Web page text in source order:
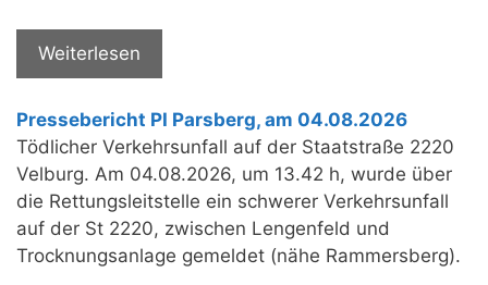
Weiterlesen
Pressebericht PI Parsberg, am 04.08.2026
Tödlicher Verkehrsunfall auf der Staatstraße 2220
Velburg. Am 04.08.2026, um 13.42 h, wurde über
die Rettungsleitstelle ein schwerer Verkehrsunfall
auf der St 2220, zwischen Lengenfeld und
Trocknungsanlage gemeldet (nähe Rammersberg).